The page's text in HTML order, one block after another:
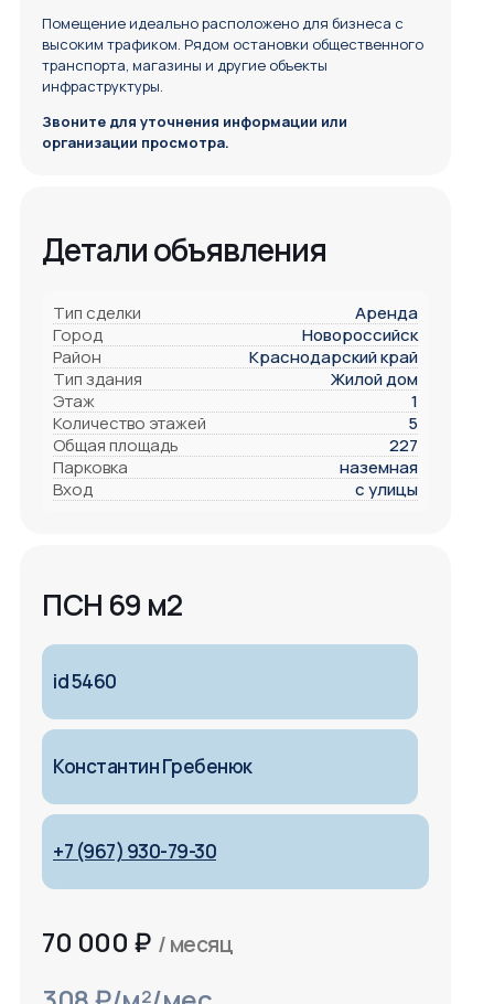
Помещение идеально расположено для бизнеса с
высоким трафиком. Рядом остановки общественного
транспорта, магазины и другие объекты
инфраструктуры.
Звоните для уточнения информации или
организации просмотра.
Детали объявления
Тип сделки
Аренда
Город
Новороссийск
Район
Краснодарский край
Тип здания
Жилой дом
Этаж
1
Количество этажей
5
Общая площадь
227
Парковка
наземная
Вход
с улицы
ПСН 69 м2
id 5460
Константин Гребенюк
+7 (967) 930-79-30
70 000 ₽ / месяц